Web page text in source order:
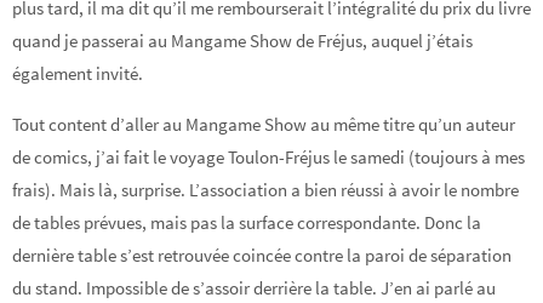
plus tard, il ma dit qu’il me rembourserait l’intégralité du prix du livre
quand je passerai au Mangame Show de Fréjus, auquel j’étais
également invité.
Tout content d’aller au Mangame Show au même titre qu’un auteur
de comics, j’ai fait le voyage Toulon-Fréjus le samedi (toujours à mes
frais). Mais là, surprise. L’association a bien réussi à avoir le nombre
de tables prévues, mais pas la surface correspondante. Donc la
dernière table s’est retrouvée coincée contre la paroi de séparation
du stand. Impossible de s’assoir derrière la table. J’en ai parlé au